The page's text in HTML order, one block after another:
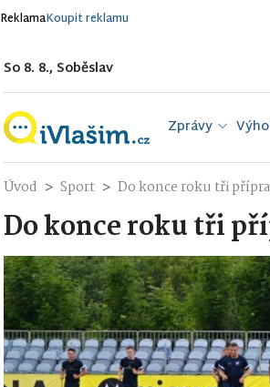
ReklamaKoupit reklamu
So 8. 8., Soběslav
Zprávy
Úvod Sport Do konce roku tři
Do konce roku tři